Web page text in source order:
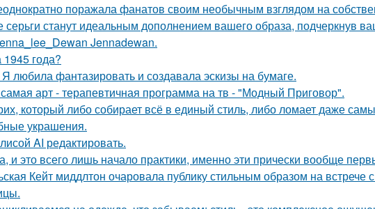
поражала фанатов своим необычным взглядом на
серьги станут идеальным дополнением вашего образа, подчеркнув
Jennadewan.
года?
любила фантазировать и создавала эскизы на бумаге.
арт - терапевтичная программа на тв - "Модный Приговор".
который либо собирает всё в единый стиль, либо ломает даже
украшения.
AI редактировать.
и это всего лишь начало практики, именно эти прически вообще
Кейт миддлтон очаровала публику стильным образом на встрече